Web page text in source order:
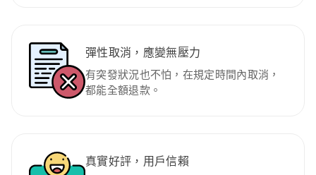
彈性取消，應變無壓力
有突發狀況也不怕，在規定時間內取消，
都能全額退款。
真實好評，用戶信賴